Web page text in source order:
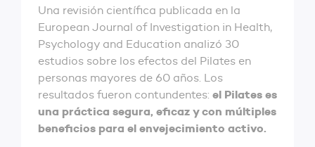
Una revisión científica publicada en la
European Journal of Investigation in Health,
Psychology and Education analizó 30
estudios sobre los efectos del Pilates en
personas mayores de 60 años. Los
resultados fueron contundentes: el Pilates es
una práctica segura, eficaz y con múltiples
beneficios para el envejecimiento activo.